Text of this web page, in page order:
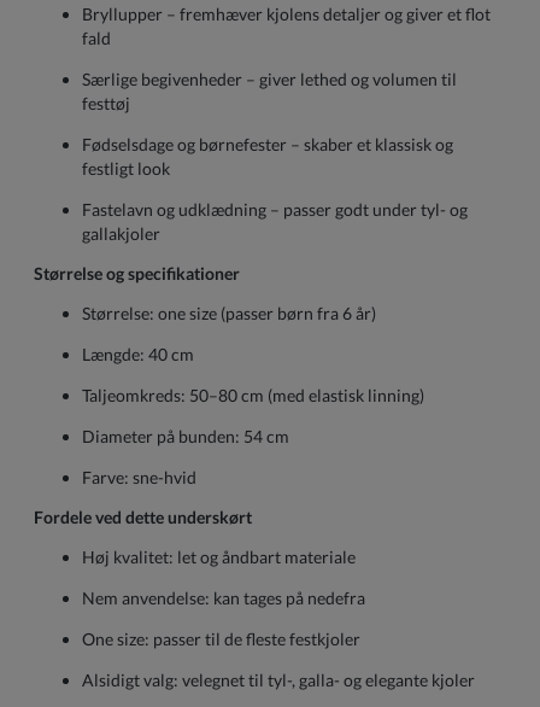
Bryllupper – fremhæver kjolens detaljer og giver et flot
fald
Særlige begivenheder – giver lethed og volumen til
festtøj
Fødselsdage og børnefester – skaber et klassisk og
festligt look
Fastelavn og udklædning – passer godt under tyl- og
gallakjoler
Størrelse og specifikationer
Størrelse: one size (passer børn fra 6 år)
Længde: 40 cm
Taljeomkreds: 50–80 cm (med elastisk linning)
Diameter på bunden: 54 cm
Farve: sne-hvid
Fordele ved dette underskørt
Høj kvalitet: let og åndbart materiale
Nem anvendelse: kan tages på nedefra
One size: passer til de fleste festkjoler
Alsidigt valg: velegnet til tyl-, galla- og elegante kjoler